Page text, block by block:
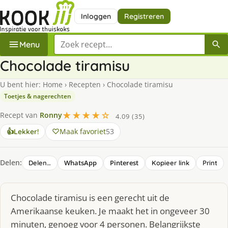
Inloggen Registreren
Menu Zoek een recept
Chocolade tiramisu
U bent hier: Home › Recepten › Chocolade tiramisu
Toetjes & nagerechten
Recept van Ronny★★★★☆
4.09 (35)
👍Lekker! Maak favoriet53
Delen: Delen… WhatsApp Pinterest Kopieer link Print
Chocolade tiramisu is een gerecht uit de
Amerikaanse keuken. Je maakt het in ongeveer 30
minuten, genoeg voor 4 personen. Belangrijkste